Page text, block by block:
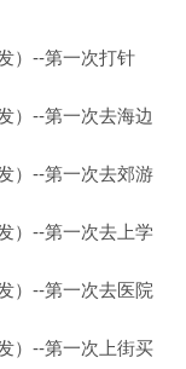
）--第一次打针
）--第一次去海边
）--第一次去郊游
）--第一次去上学
）--第一次去医院
）--第一次上街买